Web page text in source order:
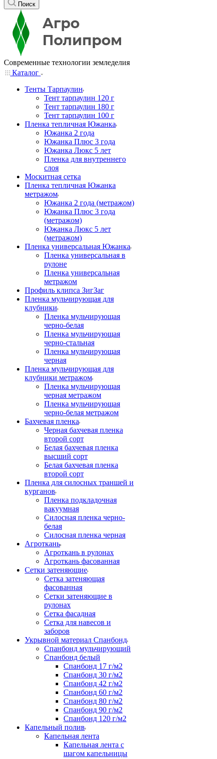
Поиск
Современные технологии земледелия
Каталог
Тенты Тарпаулин
Тент тарпаулин 120 г
Тент тарпаулин 180 г
Тент тарпаулин 100 г
Пленка тепличная Южанка
Южанка 2 года
Южанка Плюс 3 года
Южанка Люкс 5 лет
Пленка для внутреннего
слоя
Москитная сетка
Пленка тепличная Южанка
метражом
Южанка 2 года (метражом)
Южанка Плюс 3 года
(метражом)
Южанка Люкс 5 лет
(метражом)
Пленка универсальная Южанка
Пленка универсальная в
рулоне
Пленка универсальная
метражом
Профиль клипса ЗигЗаг
Пленка мульчирующая для
клубники
Пленка мульчирующая
черно-белая
Пленка мульчирующая
черно-стальная
Пленка мульчирующая
черная
Пленка мульчирующая для
клубники метражом
Пленка мульчирующая
черная метражом
Пленка мульчирующая
черно-белая метражом
Бахчевая пленка
Черная бахчевая пленка
второй сорт
Белая бахчевая пленка
высший сорт
Белая бахчевая пленка
второй сорт
Пленка для силосных траншей и
курганов
Пленка подкладочная
вакуумная
Силосная пленка черно-
белая
Силосная пленка черная
Агроткань
Агроткань в рулонах
Агроткань фасованная
Сетки затеняющие
Сетка затеняющая
фасованная
Сетки затеняющие в
рулонах
Сетка фасадная
Сетка для навесов и
заборов
Укрывной материал Спанбонд
Спанбонд мульчирующий
Спанбонд белый
Спанбонд 17 г/м2
Спанбонд 30 г/м2
Спанбонд 42 г/м2
Спанбонд 60 г/м2
Спанбонд 80 г/м2
Спанбонд 90 г/м2
Спанбонд 120 г/м2
Капельный полив
Капельная лента
Капельная лента с
шагом капельницы